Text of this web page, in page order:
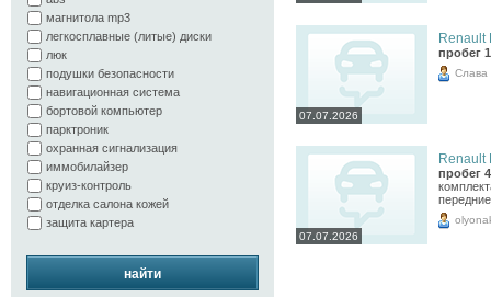
магнитола mp3
легкосплавные (литые) диски
люк
подушки безопасности
навигационная система
бортовой компьютер
парктроник
охранная сигнализация
иммобилайзер
круиз-контроль
отделка салона кожей
защита картера
найти
07.07.2026
Renault
пробег
Слава
07.07.2026
Renault
пробег